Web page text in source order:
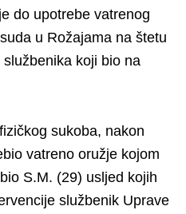
do upotrebe vatrenog
u Rožajama na štetu
koji bio na
sukoba, nakon
vatreno oružje kojom
S.M. (29) usljed kojih
službenik Uprave